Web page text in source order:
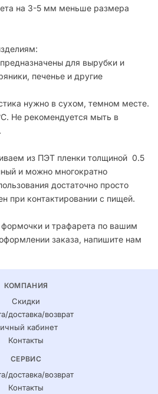
на 3-5 мм меньше размера
для вырубки и
печенье и другие
нужно в сухом, темном месте.
Не рекомендуется мыть в
из ПЭТ пленки толщиной 0.5
и можно многократно
достаточно просто
при контактировании с пищей.
формочки и трафарета по вашим
заказа, напишите нам
КОМПАНИЯ
Скидки
доставка/возврат
кабинет
Контакты
СЕРВИС
доставка/возврат
Контакты